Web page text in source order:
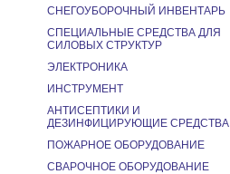
СНЕГОУБОРОЧНЫЙ ИНВЕНТАРЬ
СПЕЦИАЛЬНЫЕ СРЕДСТВА ДЛЯ
СИЛОВЫХ СТРУКТУР
ЭЛЕКТРОНИКА
ИНСТРУМЕНТ
АНТИСЕПТИКИ И
ДЕЗИНФИЦИРУЮЩИЕ СРЕДСТВА
ПОЖАРНОЕ ОБОРУДОВАНИЕ
СВАРОЧНОЕ ОБОРУДОВАНИЕ